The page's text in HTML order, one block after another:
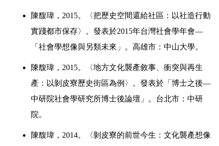
陳馥瑋， 2015。〈把歷史空間還給社區：以社造行動
實踐都市保存〉 。發表於2015年台灣社會學年會—
「社會學想像與另類未來」。高雄市：中山大學。
陳馥瑋， 2015。〈地方文化襲產敘事、衝突與再生
產：以剝皮寮歷史街區為例 〉 。發表於「博士之後—
中研院社會學研究所博士後論壇」。台北市：中研
院。
陳馥瑋， 2014。〈剝皮寮的前世今生：文化襲產想像